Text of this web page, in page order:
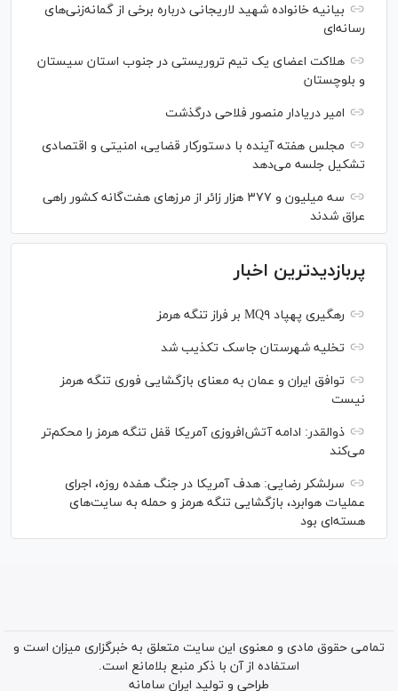
بیانیه خانواده شهید لاریجانی درباره برخی از گمانه‌زنی‌های
رسانه‌ای
هلاکت اعضای یک تیم تروریستی در جنوب استان سیستان
و بلوچستان
امیر دریادار منصور فلاحی درگذشت
مجلس هفته آینده با دستورکار قضایی، امنیتی و اقتصادی
تشکیل جلسه می‌دهد
سه میلیون و ۳۷۷ هزار زائر از مرز‌های هفت‌گانه کشور راهی
عراق شدند
پربازدیدترین اخبار
رهگیری پهپاد MQ۹ بر فراز تنگه هرمز
تخلیه شهرستان جاسک تکذیب شد
توافق ایران و عمان به معنای بازگشایی فوری تنگه هرمز
نیست
ذوالقدر: ادامه آتش‌افروزی آمریکا قفل تنگه هرمز را محکم‌تر
می‌کند
سرلشکر رضایی: هدف آمریکا در جنگ هفده روزه، اجرای
عملیات هوابرد، بازگشایی تنگه هرمز و حمله به سایت‌های
هسته‌ای بود
تمامی حقوق مادی و معنوی این سایت متعلق به خبرگزاری میزان است و
استفاده از آن با ذکر منبع بلامانع است.
طراحی و تولید ایران سامانه